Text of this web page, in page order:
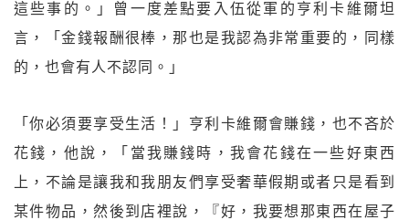
這些事的。」曾一度差點要入伍從軍的亨利卡維爾坦
言，「金錢報酬很棒，那也是我認為非常重要的，同樣
的，也會有人不認同。」
「你必須要享受生活！」亨利卡維爾會賺錢，也不吝於
花錢，他說，「當我賺錢時，我會花錢在一些好東西
上，不論是讓我和我朋友們享受奢華假期或者只是看到
某件物品，然後到店裡說，『好，我要想那東西在屋子